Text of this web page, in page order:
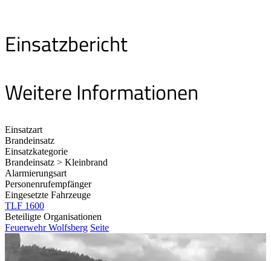
Einsatzbericht
Weitere Informationen
Einsatzart
Brandeinsatz
Einsatzkategorie
Brandeinsatz > Kleinbrand
Alarmierungsart
Personenrufempfänger
Eingesetzte Fahrzeuge
TLF 1600
Beteiligte Organisationen
Feuerwehr Wolfsberg Seite